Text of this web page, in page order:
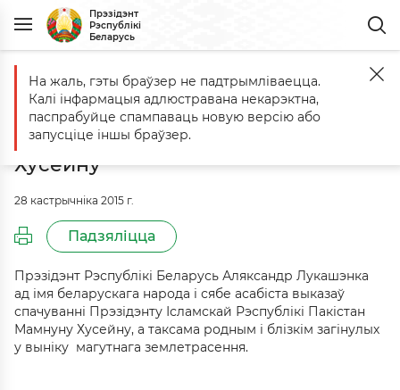
Прэзідэнт
Рэспублікі
Беларусь
Галоўная Падзеі Cпачуванне Прэзідэнту Ісламскай Рэспублікі
Cпачуванне Прэзідэнту Ісламскай
Рэспублікі Пакістан Мамнуну
Хусейну
28 кастрычніка 2015 г.
Падзяліцца
Прэзідэнт Рэспублікі Беларусь Аляксандр Лукашэнка
ад імя беларускага народа і сябе асабіста выказаў
спачуванні Прэзідэнту Ісламскай Рэспублікі Пакістан
Мамнуну Хусейну, а таксама родным і блізкім загінулых
у выніку магутнага землетрасення.
На жаль, гэты браўзер не падтрымліваецца.
Калі інфармацыя адлюстравана некарэктна,
паспрабуйце спампаваць новую версію або
запусціце іншы браўзер.